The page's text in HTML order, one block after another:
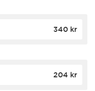
340 kr
204 kr